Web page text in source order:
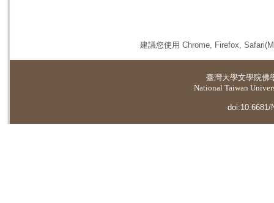
建議您使用 Chrome, Firefox,
臺灣大學文學院佛
National Taiwan
doi:10.6681/